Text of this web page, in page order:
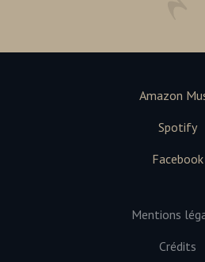
Amazon
Spotify
Facebook
Mentions
Crédits